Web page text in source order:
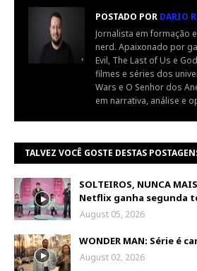
POSTADO POR DARIO
Jornalista em formação
nerd. Apaixonado por
Evil, The Last of Us e
filmes e séries dos
Wars e O Senhor dos
em narrativa, análise e
TALVEZ VOCÊ GOSTE DESTAS
SOLTEIROS, NUNCA
Netflix ganha segunda
August 05, 2026
WONDER MAN: Série é
August 02, 2026